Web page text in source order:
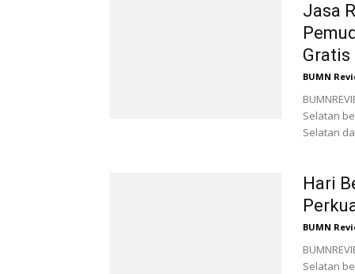
Jasa
Gratis
BUMN
Selatan
Selatan
Hari
BUMN
Selatan